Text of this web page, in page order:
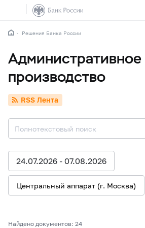
Решения Банка России
Административное
производство
RSS Лента
24.07.2026 - 07.08.2026
Центральный аппарат (г. Москва)
Найдено документов: 24